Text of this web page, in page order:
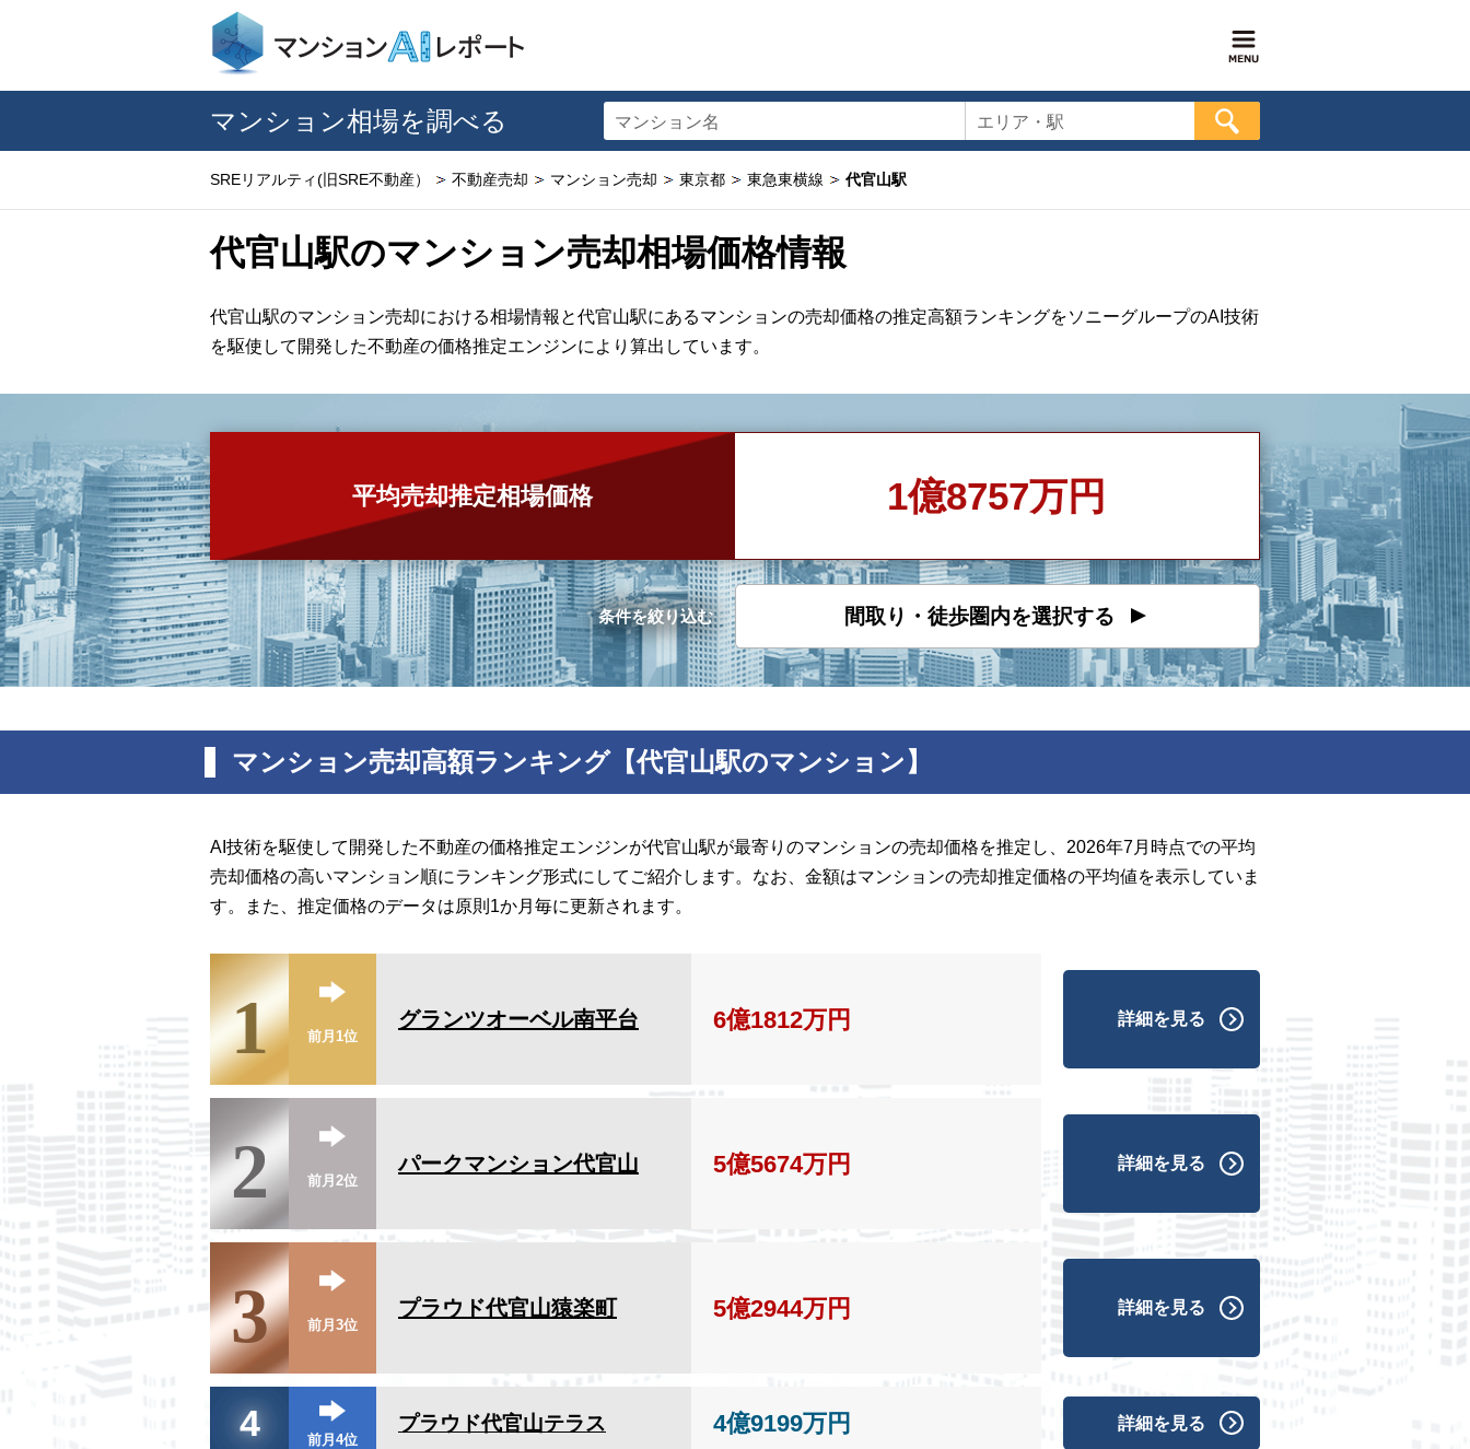
マンション相場を調べる マンション名 エリア・駅
SREリアルティ(旧SRE不動産） 不動産売却 マンション売却 東京都 東急東横線 代官山駅
代官山駅のマンション売却相場価格情報
代官山駅のマンション売却における相場情報と代官山駅にあるマンションの売却価格の推定高額ランキングをソニーグループのAI技術
を駆使して開発した不動産の価格推定エンジンにより算出しています。
平均売却推定相場価格 1億8757万円
条件を絞り込む 間取り・徒歩圏内を選択する
マンション売却高額ランキング【代官山駅のマンション】
AI技術を駆使して開発した不動産の価格推定エンジンが代官山駅が最寄りのマンションの売却価格を推定し、2026年7月時点での平均
売却価格の高いマンション順にランキング形式にしてご紹介します。なお、金額はマンションの売却推定価格の平均値を表示していま
す。また、推定価格のデータは原則1か月毎に更新されます。
1 前月1位
グランツオーベル南平台 6億1812万円 詳細を見る
2 前月2位
パークマンション代官山 5億5674万円 詳細を見る
3 前月3位
プラウド代官山猿楽町 5億2944万円 詳細を見る
4 前月4位
プラウド代官山テラス 4億9199万円 詳細を見る